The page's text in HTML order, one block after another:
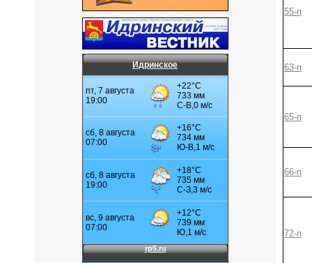
Идринское
55-п
63-п
65-п
66-п
72-п